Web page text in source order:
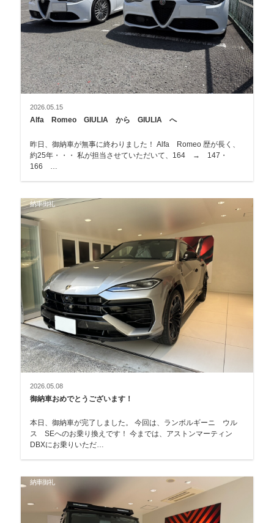
2026.05.15
Alfa Romeo GIULIA から GIULIA へ
昨日、御納車が無事に終わりました！ Alfa Romeo 歴が長く、
約25年・・・ 私が担当させていただいて、164 → 147・
166 …
納車御礼
2026.05.08
御納車おめでとうございます！
本日、御納車が完了しました。 今回は、ランボルギーニ ウル
ス SEへのお乗り換えです！ 今までは、アストンマーティン
DBXにお乗りいただ…
納車御礼